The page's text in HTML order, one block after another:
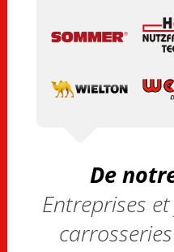
De
Entreprises